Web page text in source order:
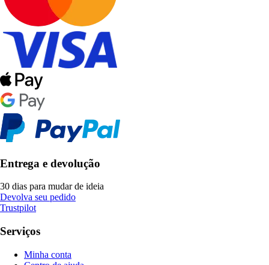
Entrega e devolução
30 dias para mudar de ideia
Devolva seu pedido
Trustpilot
Serviços
Minha conta